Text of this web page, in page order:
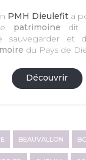
PMH Dieulefit a
patrimoine dit
sauvegarder et
du Pays de
Découvrir
BEAUVALLON